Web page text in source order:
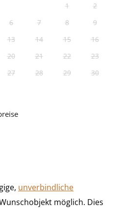
1
2
6 7 8
9
13 14 15
16
20 21 22
23
27 28 29
30
unverbindliche
möglich. Dies